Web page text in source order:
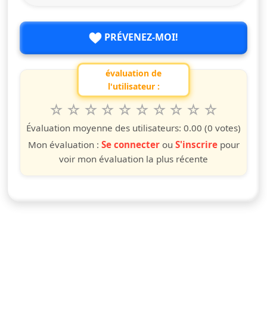
PRÉVENEZ-MOI!
évaluation de
l'utilisateur :
questo spettacolo da 1 a 10 étoiles
10
étoiles
9
étoiles
8
étoiles
7
étoiles
6
étoiles
5
étoiles
4
étoiles
3
étoiles
2
étoiles
étoile
Évaluation moyenne des utilisateurs: 0.00 (0 votes)
Mon évaluation : Se connecterou S'inscrirepour
voir mon évaluation la plus récente